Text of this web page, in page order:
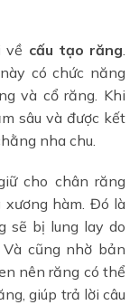
về cấu tạo răng
có chức năng
và cổ răng. Khi
sâu và được kết
nha chu.
cho chân răng
hàm. Đó là
sẽ bị lung lay do
cũng nhờ bản
nên răng có thể
giúp trả lời câu